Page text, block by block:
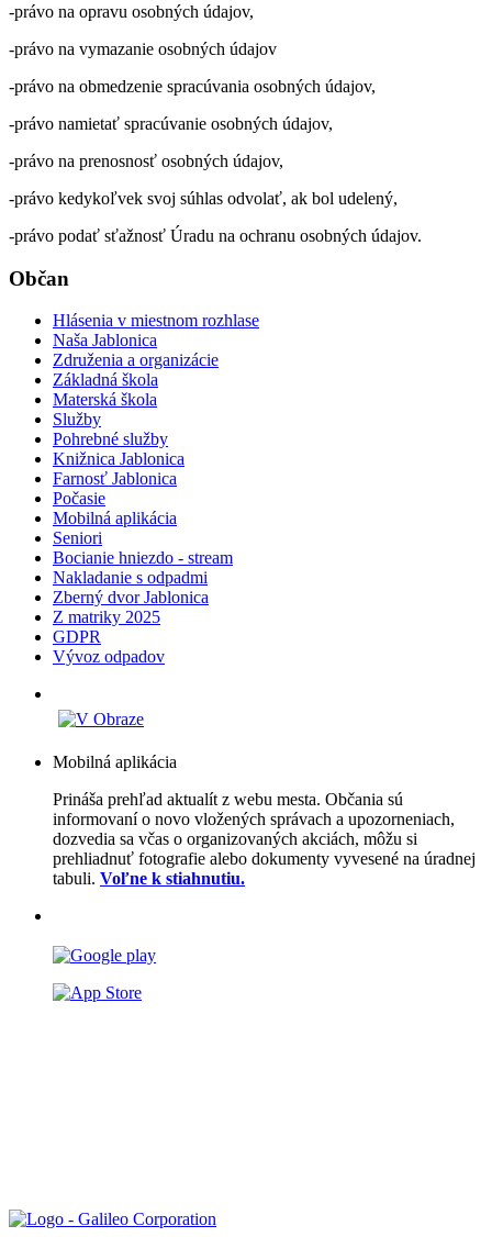
-právo na opravu osobných údajov,
-právo na vymazanie osobných údajov
-právo na obmedzenie spracúvania osobných údajov,
-právo namietať spracúvanie osobných údajov,
-právo na prenosnosť osobných údajov,
-právo kedykoľvek svoj súhlas odvolať, ak bol udelený,
-právo podať sťažnosť Úradu na ochranu osobných údajov.
Občan
Hlásenia v miestnom rozhlase
Naša Jablonica
Združenia a organizácie
Základná škola
Materská škola
Služby
Pohrebné služby
Knižnica Jablonica
Farnosť Jablonica
Počasie
Mobilná aplikácia
Seniori
Bocianie hniezdo - stream
Nakladanie s odpadmi
Zberný dvor Jablonica
Z matriky 2025
GDPR
Vývoz odpadov
Mobilná aplikácia
Prináša prehľad aktualít z webu mesta. Občania sú
informovaní o novo vložených správach a upozorneniach,
dozvedia sa včas o organizovaných akciách, môžu si
prehliadnuť fotografie alebo dokumenty vyvesené na úradnej
tabuli. Voľne k stiahnutiu.